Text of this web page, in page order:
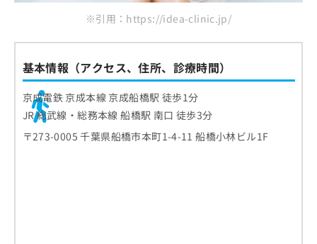
※引用：https://idea-clinic.jp/
基本情報（アクセス、住所、診療時間）
京成電鉄 京成本線 京成船橋駅 徒歩1分
JR 総武線・総務本線 船橋駅 南口 徒歩3分
〒273-0005 千葉県船橋市本町1-4-11 船橋小林ビル1F